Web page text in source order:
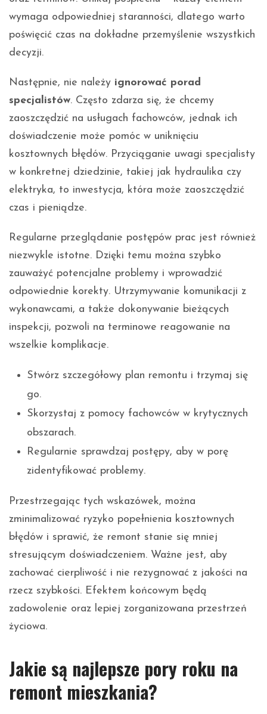
wymaga odpowiedniej staranności, dlatego warto
poświęcić czas na dokładne przemyślenie wszystkich
decyzji.
Następnie, nie należy ignorować porad
specjalistów. Często zdarza się, że chcemy
zaoszczędzić na usługach fachowców, jednak ich
doświadczenie może pomóc w uniknięciu
kosztownych błędów. Przyciąganie uwagi specjalisty
w konkretnej dziedzinie, takiej jak hydraulika czy
elektryka, to inwestycja, która może zaoszczędzić
czas i pieniądze.
Regularne przeglądanie postępów prac jest również
niezwykle istotne. Dzięki temu można szybko
zauważyć potencjalne problemy i wprowadzić
odpowiednie korekty. Utrzymywanie komunikacji z
wykonawcami, a także dokonywanie bieżących
inspekcji, pozwoli na terminowe reagowanie na
wszelkie komplikacje.
Stwórz szczegółowy plan remontu i trzymaj się
go.
Skorzystaj z pomocy fachowców w krytycznych
obszarach.
Regularnie sprawdzaj postępy, aby w porę
zidentyfikować problemy.
Przestrzegając tych wskazówek, można
zminimalizować ryzyko popełnienia kosztownych
błędów i sprawić, że remont stanie się mniej
stresującym doświadczeniem. Ważne jest, aby
zachować cierpliwość i nie rezygnować z jakości na
rzecz szybkości. Efektem końcowym będą
zadowolenie oraz lepiej zorganizowana przestrzeń
życiowa.
Jakie są najlepsze pory roku na
remont mieszkania?